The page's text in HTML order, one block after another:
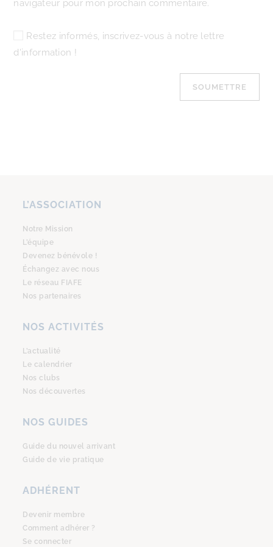
navigateur pour mon prochain commentaire.
Restez informés, inscrivez-vous à notre lettre
d'information !
L’ASSOCIATION
Notre Mission
L’équipe
Devenez bénévole !
Échangez avec nous
Le réseau FIAFE
Nos partenaires
NOS ACTIVITÉS
L’actualité
Le calendrier
Nos clubs
Nos découvertes
NOS GUIDES
Guide du nouvel arrivant
Guide de vie pratique
ADHÉRENT
Devenir membre
Comment adhérer ?
Se connecter